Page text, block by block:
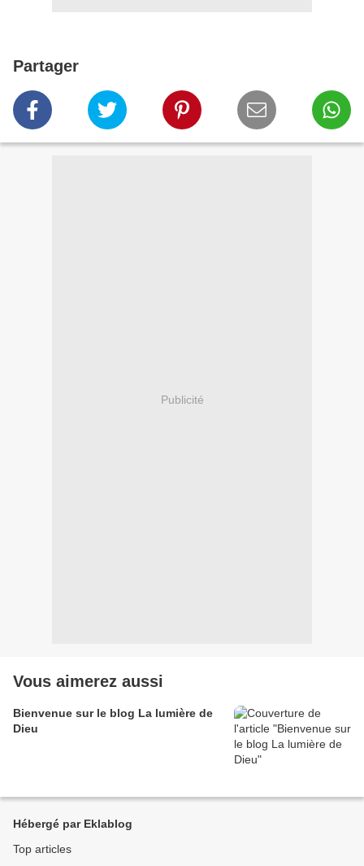
Partager
Publicité
Vous aimerez aussi
Bienvenue sur le blog La lumière de
Dieu
Hébergé par Eklablog
Top articles